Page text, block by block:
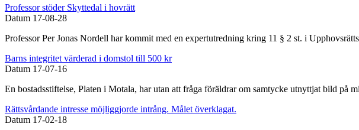
Professor stöder Skyttedal i hovrätt
Datum 17-08-28
Professor Per Jonas Nordell har kommit med en expertutredning kring 11 § 2 st. i
Barns integritet värderad i domstol till 500 kr
Datum 17-07-16
En bostadsstiftelse, Platen i Motala, har utan att fråga föräldrar om samtycke utnyttjat bild på
Rättsvårdande intresse möjliggjorde intrång. Målet överklagat.
Datum 17-02-18